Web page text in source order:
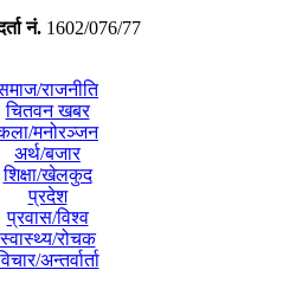
नं. 1602/076/77
राजनीति
चितवन खबर
मनोरञ्जन
अर्थ/बजार
शिक्षा/खेलकुद
प्रदेश
प्रवास/विश्व
स्वास्थ्य/रोचक
अन्तर्वार्ता